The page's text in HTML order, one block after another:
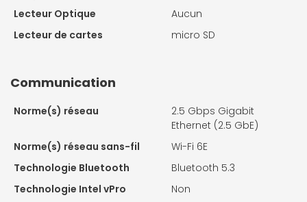
Lecteur Optique
Aucun
Lecteur de cartes
micro SD
Communication
Norme(s) réseau
2.5 Gbps Gigabit
Ethernet (2.5 GbE)
Norme(s) réseau sans-fil
Wi-Fi 6E
Technologie Bluetooth
Bluetooth 5.3
Technologie Intel vPro
Non